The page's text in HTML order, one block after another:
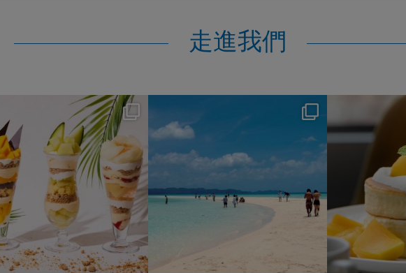
走進我們
nikko_hotels
Aug 4
169 1